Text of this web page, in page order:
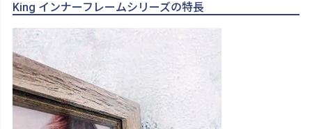
King インナーフレームシリーズの特長